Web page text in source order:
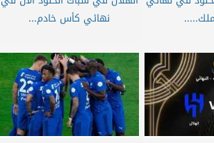
نهائي كأس خادم...